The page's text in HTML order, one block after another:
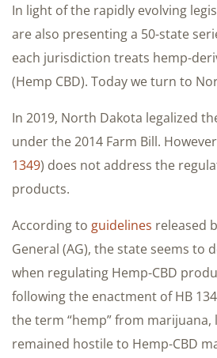
In light of the rapidly evolving
are also presenting a 50-state
each jurisdiction treats hemp-
(Hemp CBD). Today we turn to
In 2019, North Dakota legalized
under the 2014 Farm Bill.
1349) does not address the
products.
According to guidelines released
General (AG), the state seems to
when regulating Hemp-CBD
following the enactment of HB
the term “hemp” from
remained hostile to Hemp-CBD